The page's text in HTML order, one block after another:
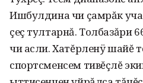
Ишбулдина чи çамрăк
çеç тултарнă. Толбазăри
чи асли. Хатĕрленÿ шайĕ
спортсменсем тивĕçлĕ